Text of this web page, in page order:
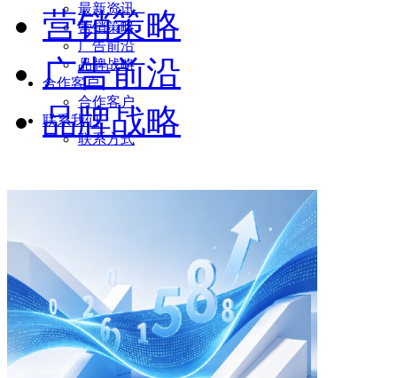
最新资讯
营销策略
广告前沿
品牌战略
合作客户
合作客户
联系我们
联系方式
营销策略
广告前沿
品牌战略